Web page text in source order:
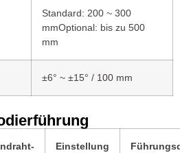
Standard: 200 ~ 300
mmOptional: bis zu 500
mm
±6° ~ ±15° / 100 mm
Einstellung